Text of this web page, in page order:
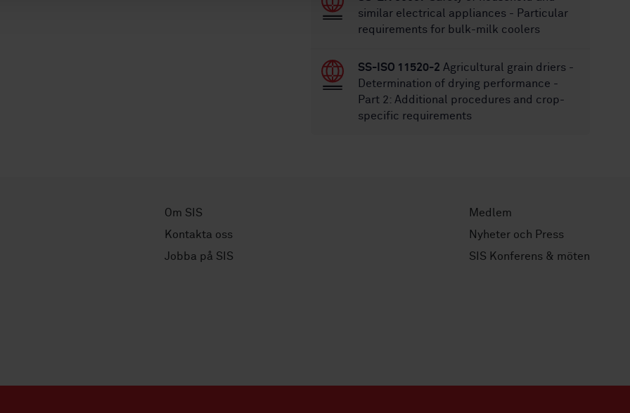
similar electrical appliances - Particular
requirements for bulk-milk coolers
SS-ISO 11520-2 Agricultural grain driers -
Determination of drying performance -
Part 2: Additional procedures and crop-
specific requirements
Om SIS
Kontakta oss
Jobba på SIS
Medlem
Nyheter och Press
SIS Konferens & möten